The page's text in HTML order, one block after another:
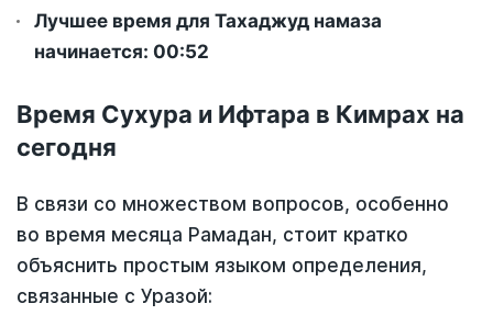
Лучшее время для Тахаджуд намаза
начинается: 00:52
Время Сухура и Ифтара в Кимрах на
сегодня
В связи со множеством вопросов, особенно
во время месяца Рамадан, стоит кратко
объяснить простым языком определения,
связанные с Уразой: